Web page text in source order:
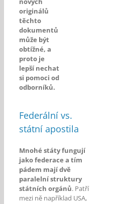
originálů
těchto
dokumentů
může být
obtížné, a
proto je
lepší nechat
si pomoci od
odborníků.
Federální vs.
státní apostila
Mnohé státy fungují
jako federace a tím
pádem mají dvě
paralelní struktury
státních orgánů. Patří
mezi ně například USA,